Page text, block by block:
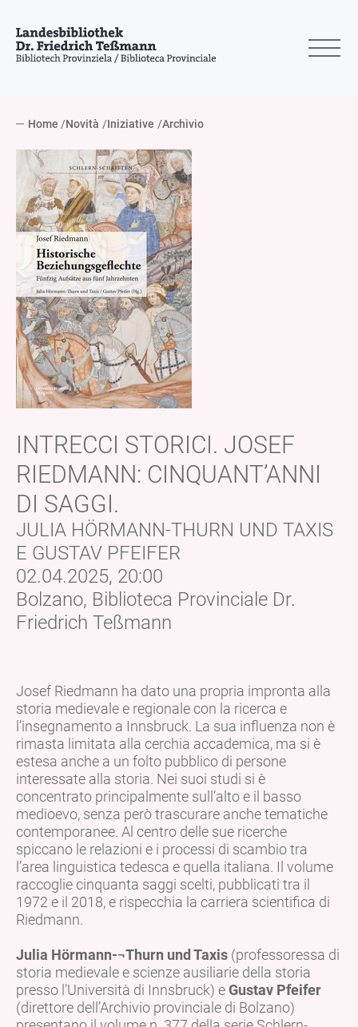
Home Novità Iniziative Archivio
INTRECCI STORICI. JOSEF
RIEDMANN: CINQUANT’ANNI
DI SAGGI.
JULIA HÖRMANN-THURN UND TAXIS
E GUSTAV PFEIFER
02.04.2025, 20:00
Bolzano, Biblioteca Provinciale Dr.
Friedrich Teßmann
Josef Riedmann ha dato una propria impronta alla
storia medievale e regionale con la ricerca e
l’insegnamento a Innsbruck. La sua influenza non è
rimasta limitata alla cerchia accademica, ma si è
estesa anche a un folto pubblico di persone
interessate alla storia. Nei suoi studi si è
concentrato principalmente sull’alto e il basso
medioevo, senza però trascurare anche tematiche
contemporanee. Al centro delle sue ricerche
spiccano le relazioni e i processi di scambio tra
l’area linguistica tedesca e quella italiana. Il volume
raccoglie cinquanta saggi scelti, pubblicati tra il
1972 e il 2018, e rispecchia la carriera scientifica di
Riedmann.
Julia Hörmann-¬Thurn und Taxis (professoressa di
storia medievale e scienze ausiliarie della storia
presso l’Università di Innsbruck) eGustav Pfeifer
(direttore dell’Archivio provinciale di Bolzano)